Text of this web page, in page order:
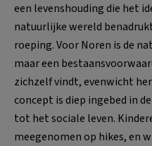
een levenshouding die het
natuurlijke wereld
roeping. Voor Noren is de
maar een
zichzelf vindt, evenwicht
concept is diep ingebed in
tot het sociale leven.
meegenomen op hikes, en